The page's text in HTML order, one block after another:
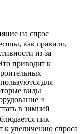
на спрос
как правило,
из-за
приводит к
для
виды
и
в зимний
пик
к увеличению спроса